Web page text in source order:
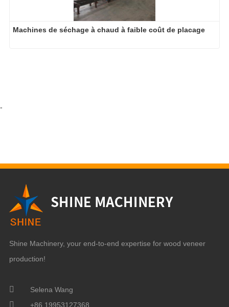
Machines de séchage à chaud à faible coût de placage
-
Shine Machinery, your end-to-end expertise for wood veneer
production!
Selena Wang
+86 19953127368